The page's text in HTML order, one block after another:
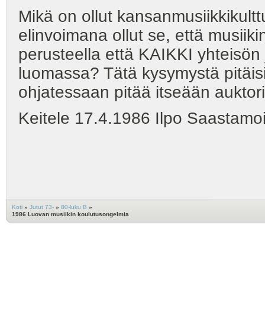
Mikä on ollut
elinvoimana ollut se, että
perusteella että KAIKKI
luomassa? Tätä kysymystä
ohjatessaan pitää itseään
Keitele 17.4.1986 Ilpo
Koti » Jutut 73- » 80-luku B »
1986 Luovan musiikin koulutusongelmia